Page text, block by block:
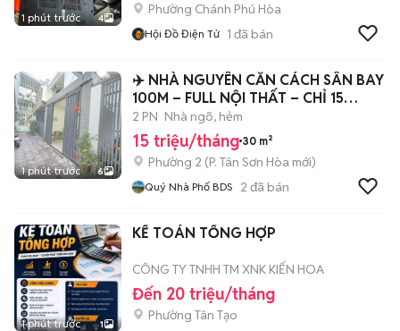
1 phút trước 4
Phường Chánh Phú Hòa
Hội Đồ Điện Tử 1 đã bán
1 phút trước 6
✈️ NHÀ NGUYÊN CĂN CÁCH SÂN BAY
100M – FULL NỘI THẤT – CHỈ 15
TRIỆU
2 PN Nhà ngõ, hẻm
15 triệu/tháng 30 m²
Phường 2 (P. Tân Sơn Hòa mới)
Quý Nhà Phố BDS 2 đã bán
1 phút trước 1
KẾ TOÁN TỔNG HỢP
CÔNG TY TNHH TM XNK KIẾN HOA
Đến 20 triệu/tháng
Phường Tân Tạo